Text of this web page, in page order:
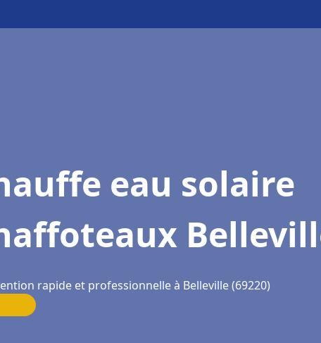
eau solaire
rapide et professionnelle à Belleville (69220)